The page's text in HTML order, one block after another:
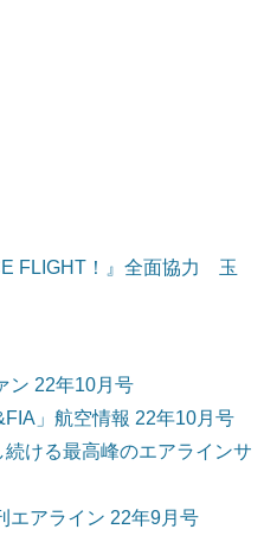
FLIGHT！』全面協力 玉
ン 22年10月号
」航空情報 22年10月号
続ける最高峰のエアラインサ
エアライン 22年9月号